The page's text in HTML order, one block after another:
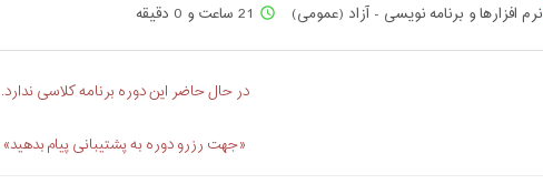
نرم افزارها و برنامه نویسی - آزاد (عمومی) access_time 21 ساعت و 0 دقیقه
در حال حاضر این دوره برنامه کلاسی ندارد.
«جهت رزرو دوره به پشتیبانی پیام بدهید»